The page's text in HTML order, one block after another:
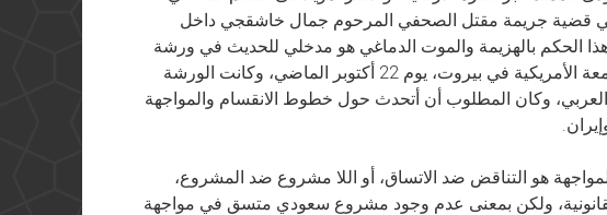
قضية جريمة مقتل الصحفي المرحوم جمال خاشقجي داخل
الحكم بالهزيمة والموت الدماغي هو مدخلي للحديث في ورشة
عمل، نظمها معهد الأصفري بالجامعة الأمريكية في بيروت، يوم 22 أكتوبر الماضي، وكانت الورشة
وكان المطلوب أن أتحدث حول خطوط الانقسام والمواجهة
هو التناقض ضد الاتساق، أو اللا مشروع ضد المشروع،
ولكن بمعنى عدم وجود مشروع سعودي متسق في مواجهة